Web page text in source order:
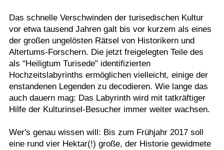
Das schnelle Verschwinden der turisedischen Kultur
vor etwa tausend Jahren galt bis vor kurzem als eines
der großen ungelösten Rätsel von Historikern und
Altertums-Forschern. Die jetzt freigelegten Teile des
als "Heiligtum Turisede" identifizierten
Hochzeitslabyrinths ermöglichen vielleicht, einige der
enstandenen Legenden zu decodieren. Wie lange das
auch dauern mag: Das Labyrinth wird mit tatkräftiger
Hilfe der Kulturinsel-Besucher immer weiter wachsen.
Wer's genau wissen will: Bis zum Frühjahr 2017 soll
eine rund vier Hektar(!) große, der Historie gewidmete